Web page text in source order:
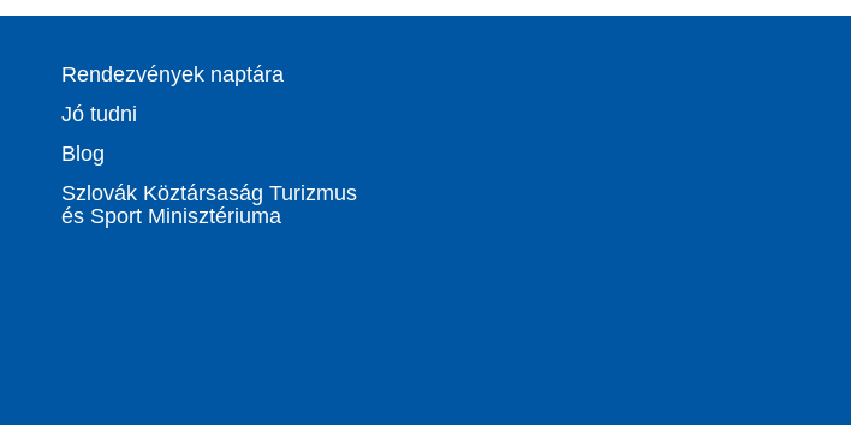
Rendezvények naptára
Jó tudni
Blog
Szlovák Köztársaság Turizmus
és Sport Minisztériuma